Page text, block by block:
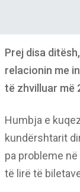
Prej disa
relacionin me
të zhvilluar më
Humbja e
kundërshtarit
pa probleme
të lirë të